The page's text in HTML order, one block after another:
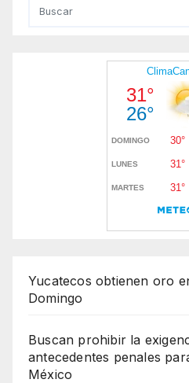
Yucatecos obtienen oro
Domingo
Buscan prohibir la
antecedentes penales
México